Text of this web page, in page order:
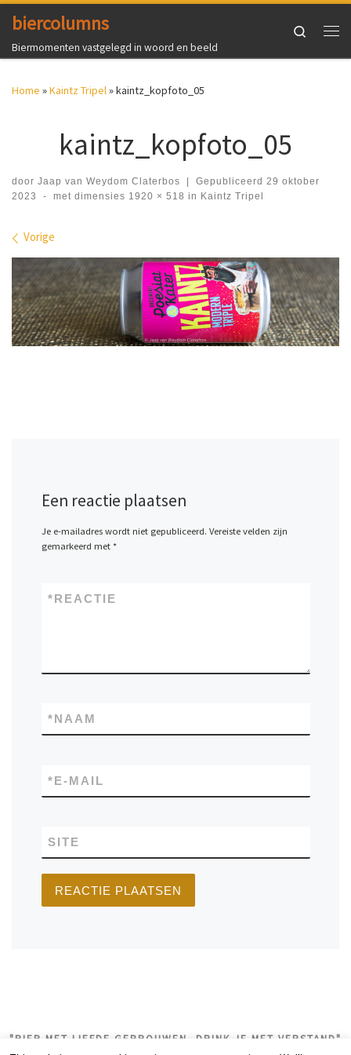
Ga naar inhoud
biercolumns
Biermomenten vastgelegd in woord en beeld
Search
Home »Kaintz Tripel »kaintz_kopfoto_05
kaintz_kopfoto_05
door Jaap van Weydom Claterbos Gepubliceerd 29 oktober
2023
- met dimensies 1920 × 518 in Kaintz Tripel
Afbeeldingen navigatie
Vorige
Een reactie plaatsen
Je e-mailadres wordt niet gepubliceerd. Vereiste velden zijn
gemarkeerd met *
REACTIE
*
NAAM
*
E-MAIL
*
SITE
"BIER MET LIEFDE GEBROUWEN, DRINK JE MET VERSTAND"